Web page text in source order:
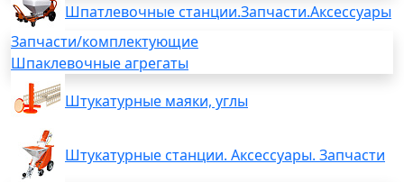
Шпатлевочные станции.Запчасти.Аксессуары
Запчасти/комплектующие
Шпаклевочные агрегаты
Штукатурные маяки, углы
Штукатурные станции. Аксессуары. Запчасти